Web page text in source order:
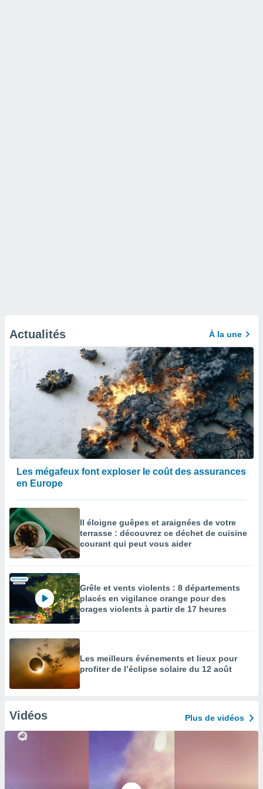
Actualités À la une
Les mégafeux font exploser le coût des assurances
en Europe
Il éloigne guêpes et araignées de votre
terrasse : découvrez ce déchet de cuisine
courant qui peut vous aider
Grêle et vents violents : 8 départements
placés en vigilance orange pour des
orages violents à partir de 17 heures
Les meilleurs événements et lieux pour
profiter de l’éclipse solaire du 12 août
Vidéos Plus de vidéos